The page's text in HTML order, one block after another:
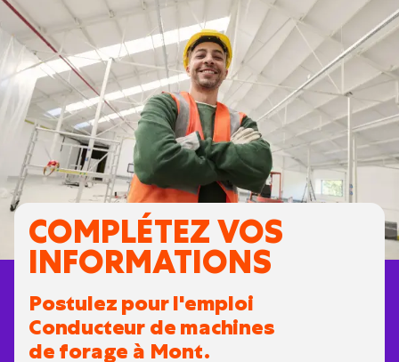
COMPLÉTEZ VOS
INFORMATIONS
Postulez pour l'emploi
Conducteur de machines
de forage à Mont.